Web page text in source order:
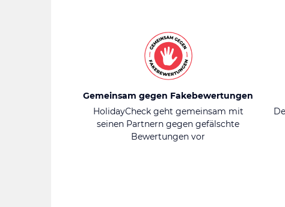
Gemeinsam gegen Fakebewertungen
HolidayCheck geht gemeinsam mit
seinen Partnern gegen gefälschte
Bewertungen vor